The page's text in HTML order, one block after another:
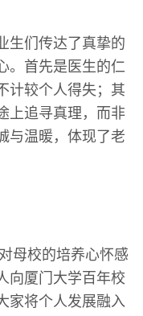
生们传达了真挚的
。首先是医生的仁
计较个人得失；其
上追寻真理，而非
与温暖，体现了老
母校的培养心怀感
向厦门大学百年校
家将个人发展融入